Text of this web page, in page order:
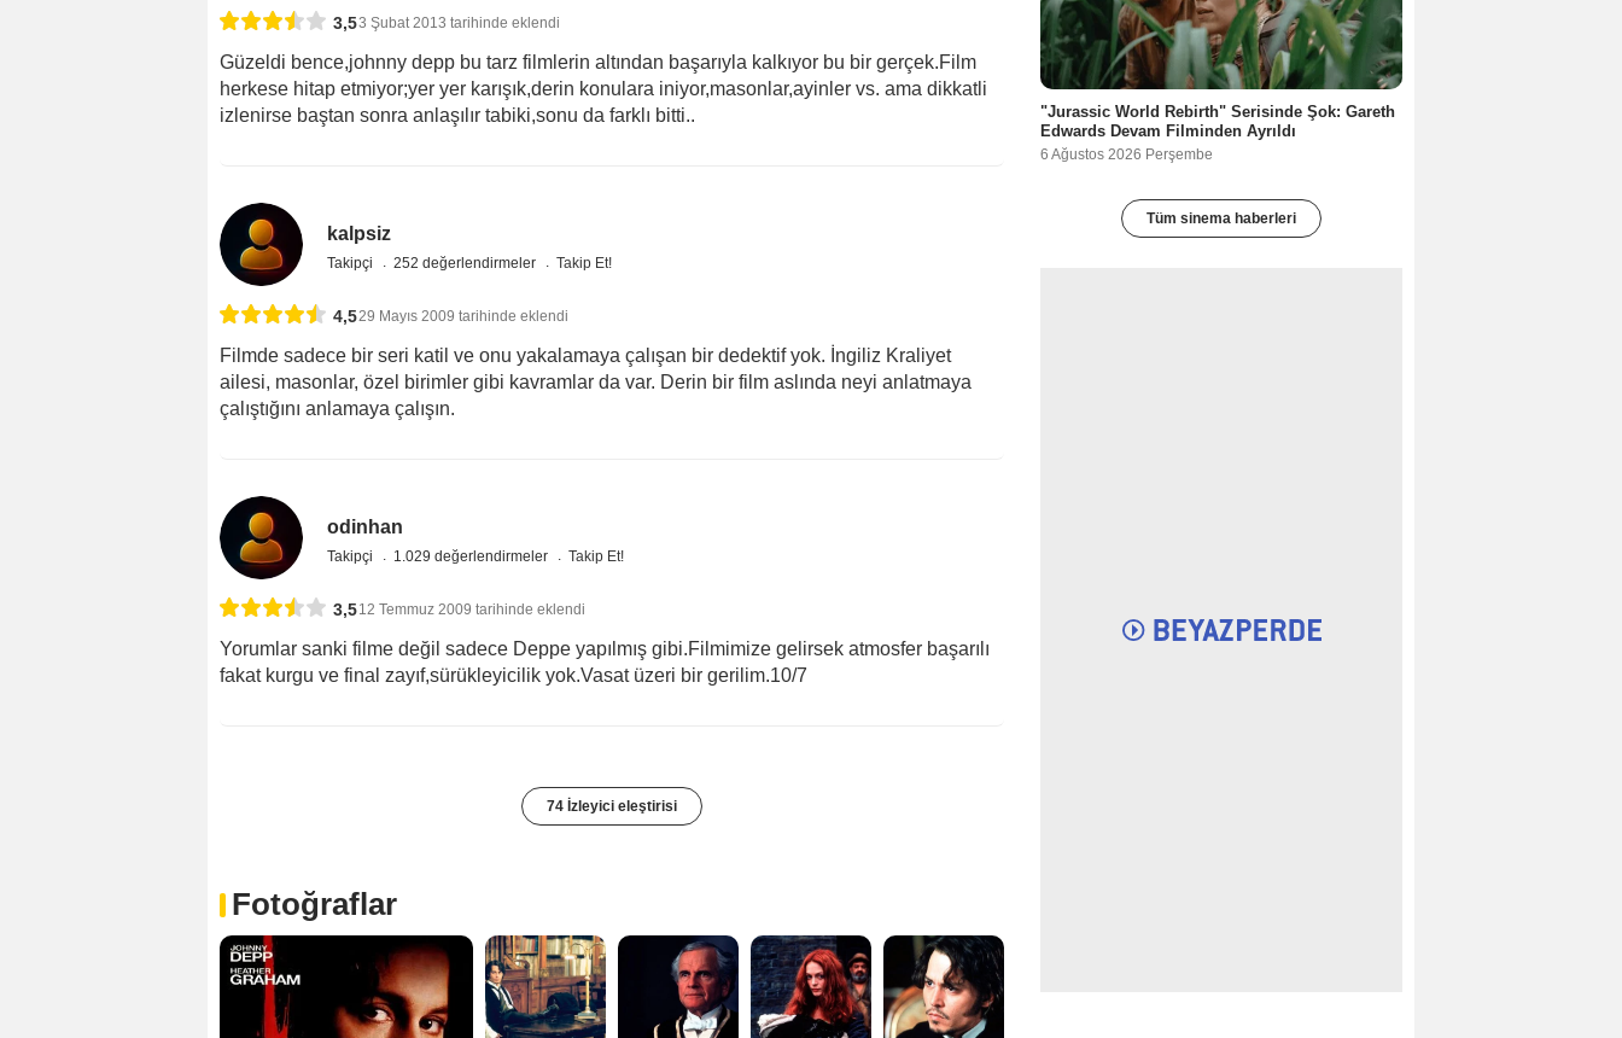
3,53 Şubat 2013 tarihinde eklendi
Güzeldi bence,johnny depp bu tarz filmlerin altından başarıyla kalkıyor bu bir gerçek.Film
herkese hitap etmiyor;yer yer karışık,derin konulara iniyor,masonlar,ayinler vs. ama dikkatli
izlenirse baştan sonra anlaşılır tabiki,sonu da farklı bitti..
kalpsiz
Takipçi 252 değerlendirmeler Takip Et!
4,529 Mayıs 2009 tarihinde eklendi
Filmde sadece bir seri katil ve onu yakalamaya çalışan bir dedektif yok. İngiliz Kraliyet
ailesi, masonlar, özel birimler gibi kavramlar da var. Derin bir film aslında neyi anlatmaya
çalıştığını anlamaya çalışın.
odinhan
Takipçi 1.029 değerlendirmeler Takip Et!
3,512 Temmuz 2009 tarihinde eklendi
Yorumlar sanki filme değil sadece Deppe yapılmış gibi.Filmimize gelirsek atmosfer başarılı
fakat kurgu ve final zayıf,sürükleyicilik yok.Vasat üzeri bir gerilim.10/7
74 İzleyici eleştirisi
Fotoğraflar
"Jurassic World Rebirth" Serisinde Şok: Gareth
Edwards Devam Filminden Ayrıldı
6 Ağustos 2026 Perşembe
Tüm sinema haberleri